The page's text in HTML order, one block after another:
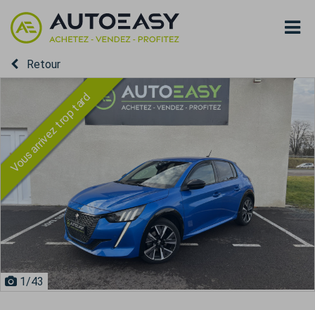
Retour
Vous arrivez trop tard
1/43